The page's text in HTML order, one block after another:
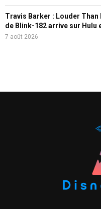
Travis Barker : Louder
de Blink-182 arrive sur Hulu
7 août 2026